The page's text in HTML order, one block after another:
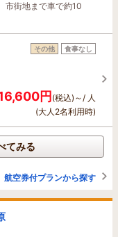
市街地まで車で約10
その他 食事なし
円(税込)～/ 人
(大人2名利用時)
てみる
航空券付プランから探す